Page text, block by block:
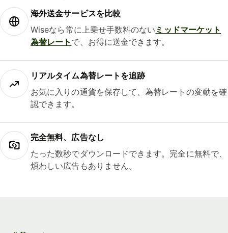
海外送金サービスを比較
Wiseなら常に上乗せ手数料のない ミッドマーケット
為替レート で、お得に送金できます。
リアルタイム為替レートを追跡
お気に入りの通貨を保存して、為替レートの変動を確
認できます。
完全無料、広告なし
たった数秒でダウンロードできます。完全に無料で、
煩わしい広告もありません。